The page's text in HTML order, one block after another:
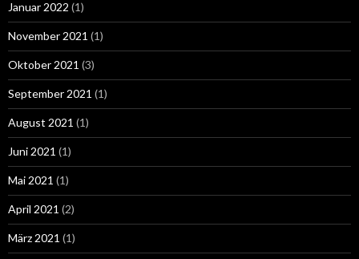
Januar 2022 (1)
November 2021 (1)
Oktober 2021 (3)
September 2021 (1)
August 2021 (1)
Juni 2021 (1)
Mai 2021 (1)
April 2021 (2)
März 2021 (1)